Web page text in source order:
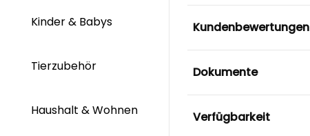
Kinder & Babys
Tierzubehör
Haushalt & Wohnen
Kundenbewertungen
Dokumente
Verfügbarkeit